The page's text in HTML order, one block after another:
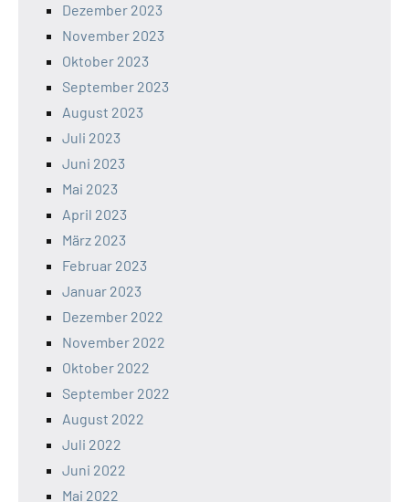
Dezember 2023
November 2023
Oktober 2023
September 2023
August 2023
Juli 2023
Juni 2023
Mai 2023
April 2023
März 2023
Februar 2023
Januar 2023
Dezember 2022
November 2022
Oktober 2022
September 2022
August 2022
Juli 2022
Juni 2022
Mai 2022